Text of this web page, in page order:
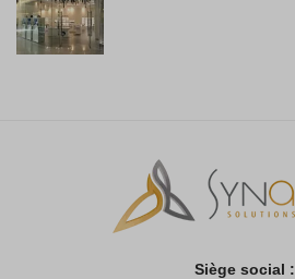
Siège social :